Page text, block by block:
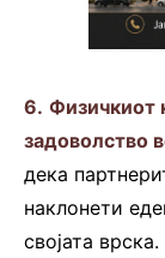
6. Физичкиот
задоволство
дека
наклонети
својата врска.